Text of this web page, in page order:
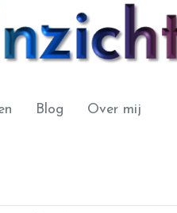
Blog Over mij